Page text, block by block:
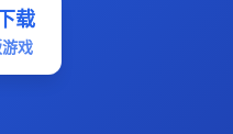
载
戏